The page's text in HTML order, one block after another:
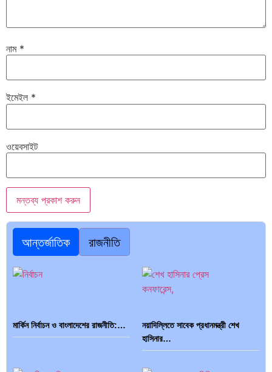
নাম *
ইমেইল *
ওয়েবসাইট
আন্তর্জাতিক রাজনীতি
মার্কিন নির্বাচন ও বাংলাদেশের রাজনীতি:…
নয়াদিল্লিতে সাবেক প্রধানমন্ত্রী শেখ
হাসিনার…